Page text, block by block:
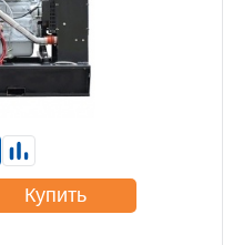
Купить